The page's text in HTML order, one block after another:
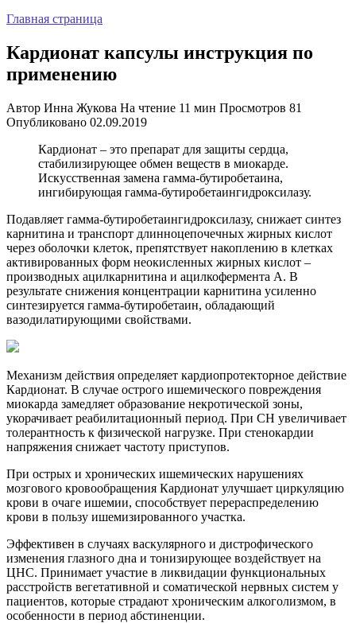
Главная страница
Кардионат капсулы инструкция по
применению
Автор Инна Жукова На чтение 11 мин Просмотров 81
Опубликовано 02.09.2019
Кардионат – это препарат для защиты сердца,
стабилизирующее обмен веществ в миокарде.
Искусственная замена гамма-бутиробетаина,
ингибирующая гамма-бутиробетаингидроксилазу.
Подавляет гамма-бутиробетаингидроксилазу, снижает синтез
карнитина и транспорт длинноцепочечных жирных кислот
через оболочки клеток, препятствует накоплению в клетках
активированных форм неокисленных жирных кислот –
производных ацилкарнитина и ацилкофермента А. В
результате снижения концентрации карнитина усиленно
синтезируется гамма-бутиробетаин, обладающий
вазодилатирующими свойствами.
Механизм действия определяет кардиопротекторное действие
Кардионат. В случае острого ишемического повреждения
миокарда замедляет образование некротической зоны,
укорачивает реабилитационный период. При СН увеличивает
толерантность к физической нагрузке. При стенокардии
напряжения снижает частоту приступов.
При острых и хронических ишемических нарушениях
мозгового кровообращения Кардионат улучшает циркуляцию
крови в очаге ишемии, способствует перераспределению
крови в пользу ишемизированного участка.
Эффективен в случаях васкулярного и дистрофического
изменения глазного дна и тонизирующее воздействует на
ЦНС. Принимает участие в ликвидации функциональных
расстройств вегетативной и соматической нервных систем у
пациентов, которые страдают хроническим алкоголизмом, в
особенности в период абстиненции.